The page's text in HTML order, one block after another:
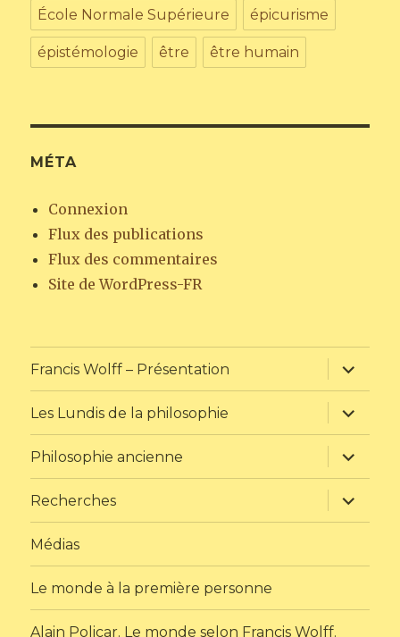
École Normale Supérieure épicurisme
épistémologie être être humain
MÉTA
Connexion
Flux des publications
Flux des commentaires
Site de WordPress-FR
Francis Wolff – Présentation
ouvrir
le
sous-
menu
Les Lundis de la philosophie
ouvrir
le
sous-
menu
Philosophie ancienne
ouvrir
le
sous-
menu
Recherches
ouvrir
le
sous-
Médias
Le monde à la première personne
Alain Policar. Le monde selon Francis Wolff.